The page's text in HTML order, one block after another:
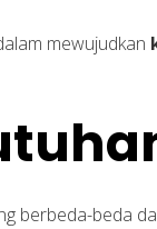
mewujudkan
berbeda-beda